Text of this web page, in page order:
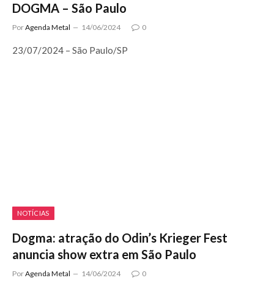
DOGMA – São Paulo
PorAgenda Metal 14/06/2024 0
23/07/2024 – São Paulo/SP
NOTÍCIAS
Dogma: atração do Odin’s Krieger Fest
anuncia show extra em São Paulo
PorAgenda Metal 14/06/2024 0